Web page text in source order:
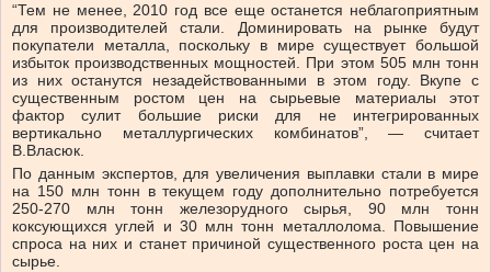
“Тем не менее, 2010 год все еще останется неблагоприятным
для производителей стали. Доминировать на рынке будут
покупатели металла, поскольку в мире существует большой
избыток производственных мощностей. При этом 505 млн тонн
из них останутся незадействованными в этом году. Вкупе с
существенным ростом цен на сырьевые материалы этот
фактор сулит большие риски для не интегрированных
вертикально металлургических комбинатов”, — считает
В.Власюк.
По данным экспертов, для увеличения выплавки стали в мире
на 150 млн тонн в текущем году дополнительно потребуется
250-270 млн тонн железорудного сырья, 90 млн тонн
коксующихся углей и 30 млн тонн металлолома. Повышение
спроса на них и станет причиной существенного роста цен на
сырье.